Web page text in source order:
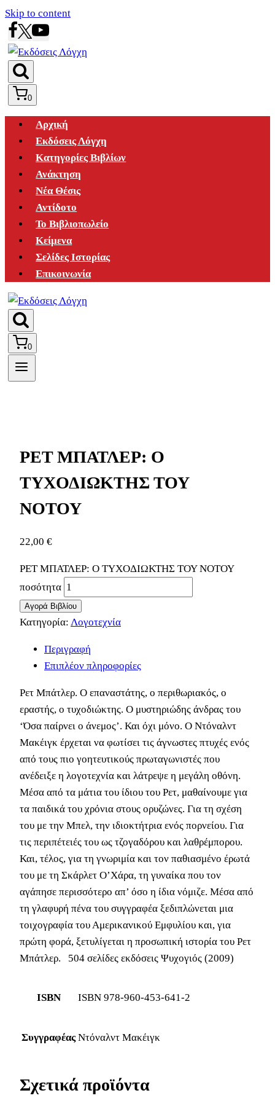
Skip to content
0
Αρχική
Εκδόσεις Λόγχη
Κατηγορίες Βιβλίων
Ανάκτηση
Νέα Θέσις
Αντίδοτο
Το Βιβλιοπωλείο
Κείμενα
Σελίδες Ιστορίας
Επικοινωνία
0
ΡΕΤ ΜΠΑΤΛΕΡ: Ο
ΤΥΧΟΔΙΩΚΤΗΣ ΤΟΥ
ΝΟΤΟΥ
22,00 €
ΡΕΤ ΜΠΑΤΛΕΡ: Ο ΤΥΧΟΔΙΩΚΤΗΣ ΤΟΥ ΝΟΤΟΥ
ποσότητα
Αγορά Βιβλίου
Κατηγορία: Λογοτεχνία
Περιγραφή
Επιπλέον πληροφορίες
Ρετ Μπάτλερ. Ο επαναστάτης, ο περιθωριακός, ο
εραστής, ο τυχοδιώκτης. Ο μυστηριώδης άνδρας του
‘Όσα παίρνει ο άνεμος’. Και όχι μόνο. Ο Ντόναλντ
Μακέιγκ έρχεται να φωτίσει τις άγνωστες πτυχές ενός
από τους πιο γοητευτικούς πρωταγωνιστές που
ανέδειξε η λογοτεχνία και λάτρεψε η μεγάλη οθόνη.
Μέσα από τα μάτια του ίδιου του Ρετ, μαθαίνουμε για
τα παιδικά του χρόνια στους ορυζώνες. Για τη σχέση
του με την Μπελ, την ιδιοκτήτρια ενός πορνείου. Για
τις περιπέτειές του ως τζογαδόρου και λαθρέμπορου.
Και, τέλος, για τη γνωριμία και τον παθιασμένο έρωτά
του με τη Σκάρλετ Ο’Χάρα, τη γυναίκα που τον
αγάπησε περισσότερο απ’ όσο η ίδια νόμιζε. Μέσα από
τη γλαφυρή πένα του συγγραφέα ξεδιπλώνεται μια
τοιχογραφία του Αμερικανικού Εμφυλίου και, για
πρώτη φορά, ξετυλίγεται η προσωπική ιστορία του Ρετ
Μπάτλερ. 504 σελίδες εκδόσεις Ψυχογιός (2009)
ISBN ISBN 978-960-453-641-2
Συγγραφέας Ντόναλντ Μακέιγκ
Σχετικά προϊόντα